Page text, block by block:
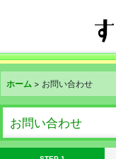
ホーム > お問い合わせ
お問い合わせ